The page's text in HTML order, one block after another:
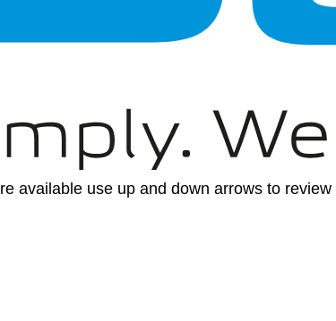
available use up and down arrows to